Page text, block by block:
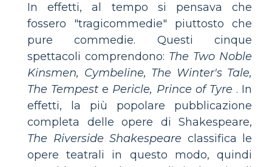
In effetti, al tempo si pensava che
fossero "tragicommedie" piuttosto che
pure commedie. Questi cinque
spettacoli comprendono: The Two Noble
Kinsmen, Cymbeline, The Winter's Tale,
The Tempest e Pericle, Prince of Tyre . In
effetti, la più popolare pubblicazione
completa delle opere di Shakespeare,
The Riverside Shakespeare classifica le
opere teatrali in questo modo, quindi